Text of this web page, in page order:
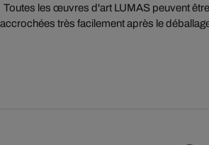
Toutes les œuvres d'art LUMAS peuvent être
accrochées très facilement après le